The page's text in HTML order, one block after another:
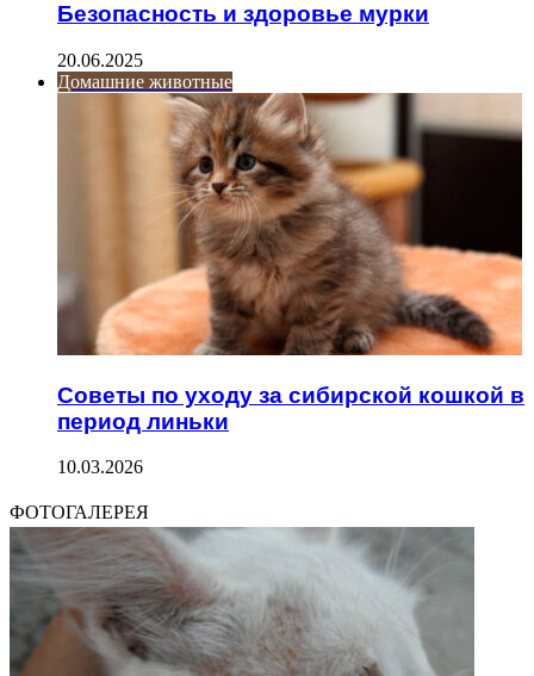
Безопасность и здоровье мурки
20.06.2025
Домашние животные
Советы по уходу за сибирской кошкой в
период линьки
10.03.2026
ФОТОГАЛЕРЕЯ